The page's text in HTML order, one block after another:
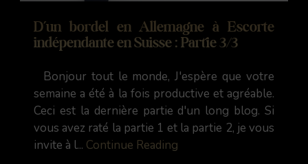
D’un bordel en Allemagne à Escorte
indépendante en Suisse : Partie 3/3
Bonjour tout le monde, J'espère que votre
semaine a été à la fois productive et agréable.
Ceci est la dernière partie d'un long blog. Si
vous avez raté la partie 1 et la partie 2, je vous
invite à l... Continue Reading